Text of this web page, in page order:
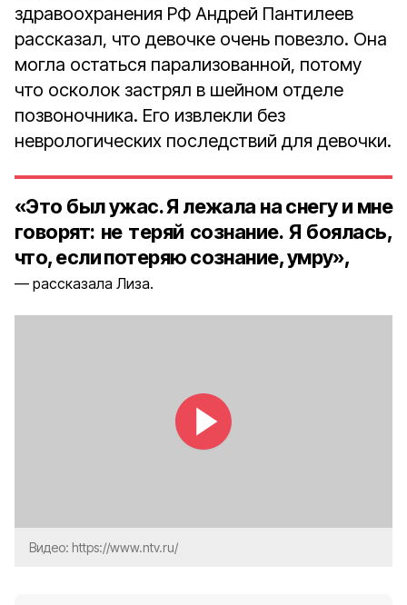
здравоохранения РФ Андрей Пантилеев
рассказал, что девочке очень повезло. Она
могла остаться парализованной, потому
что осколок застрял в шейном отделе
позвоночника. Его извлекли без
неврологических последствий для девочки.
«Это был ужас. Я лежала на снегу и мне
говорят: не теряй сознание. Я боялась,
что, если потеряю сознание, умру»,
рассказала Лиза.
Видео: https://www.ntv.ru/